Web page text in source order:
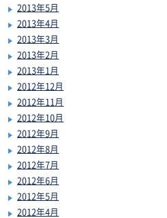
2013年5月
2013年4月
2013年3月
2013年2月
2013年1月
2012年12月
2012年11月
2012年10月
2012年9月
2012年8月
2012年7月
2012年6月
2012年5月
2012年4月